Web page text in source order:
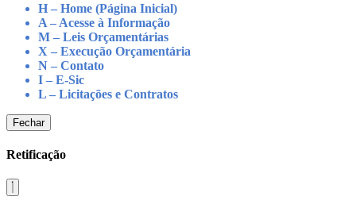
H – Home (Página Inicial)
A – Acesse à Informação
M – Leis Orçamentárias
X – Execução Orçamentária
N – Contato
I – E-Sic
L – Licitações e Contratos
Fechar
Retificação